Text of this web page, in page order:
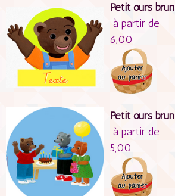
Petit ours brun
à partir de
6,00
Petit ours brun
à partir de
5,00